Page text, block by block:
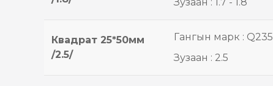
Квадрат 25*50мм
/2.5/
Гангын марк : Q235
Зузаан : 2.5